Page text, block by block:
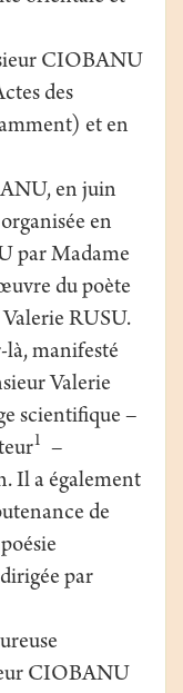
CIOBANU
des
et en
en juin
en
par Madame
du poète
RUSU.
manifesté
Valerie
scientifique –
1
–
Il a également
de
par
CIOBANU